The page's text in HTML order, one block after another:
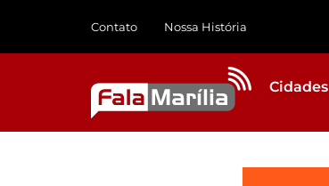
Contato Nossa História
Cidades